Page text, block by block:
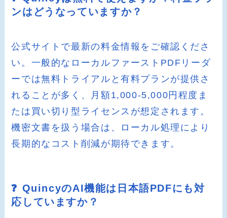
ンはどうなっていますか？
公式サイトで最新の料金情報をご確認くださ
い。一般的なローカルファーストPDFリーダ
ーでは無料トライアルと有料プランが提供さ
れることが多く、月額1,000-5,000円程度ま
たは買い切り型ライセンスが想定されます。
機密文書を扱う場合は、ローカル処理により
長期的なコスト削減が期待できます。
❓ QuincyのAI機能は日本語PDFにも対
応していますか？